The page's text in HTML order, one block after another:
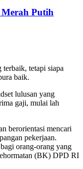
Putih
tetapi siapa
baik.
lulusan yang
gaji, mulai lah
berorientasi mencari
pekerjaan.
orang-orang yang
(BK) DPD RI